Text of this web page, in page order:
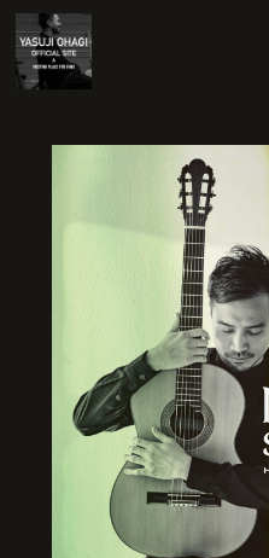
INFORMATION
DISCOGRAPHY
MOVIE
PHOTO